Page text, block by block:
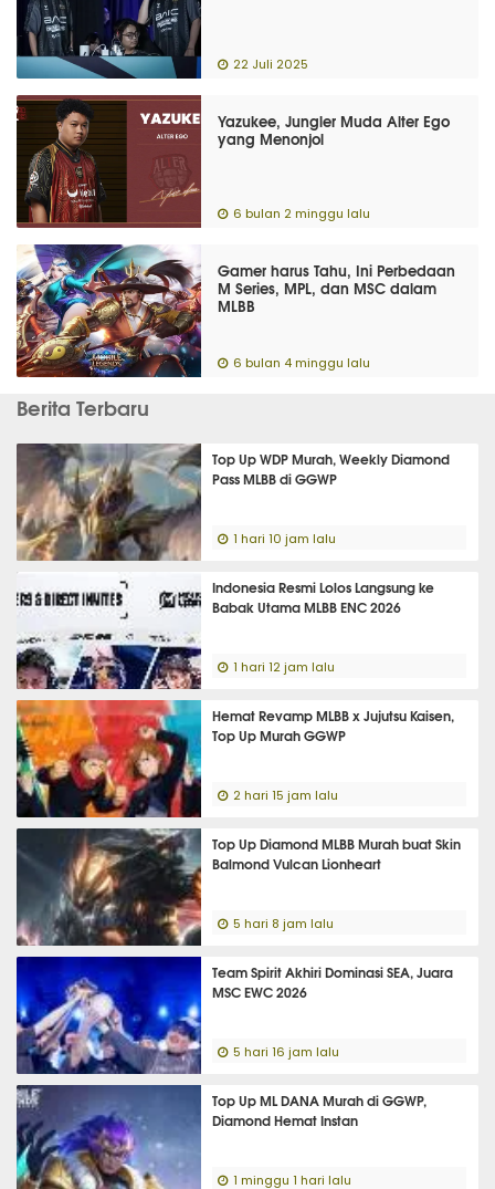
22 Juli 2025
Yazukee, Jungler Muda Alter Ego
yang Menonjol
6 bulan 2 minggu lalu
Gamer harus Tahu, Ini Perbedaan
M Series, MPL, dan MSC dalam
MLBB
6 bulan 4 minggu lalu
Berita Terbaru
Top Up WDP Murah, Weekly Diamond
Pass MLBB di GGWP
1 hari 10 jam lalu
Indonesia Resmi Lolos Langsung ke
Babak Utama MLBB ENC 2026
1 hari 12 jam lalu
Hemat Revamp MLBB x Jujutsu Kaisen,
Top Up Murah GGWP
2 hari 15 jam lalu
Top Up Diamond MLBB Murah buat Skin
Balmond Vulcan Lionheart
5 hari 8 jam lalu
Team Spirit Akhiri Dominasi SEA, Juara
MSC EWC 2026
5 hari 16 jam lalu
Top Up ML DANA Murah di GGWP,
Diamond Hemat Instan
1 minggu 1 hari lalu